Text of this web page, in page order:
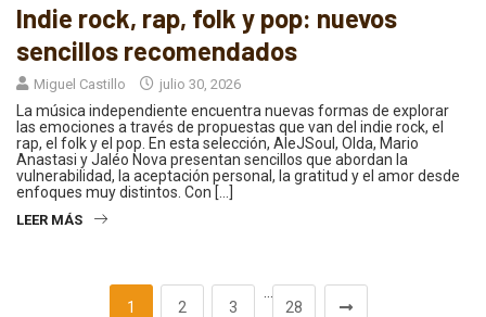
Indie rock, rap, folk y pop: nuevos
sencillos recomendados
Miguel Castillo julio 30, 2026
La música independiente encuentra nuevas formas de explorar
las emociones a través de propuestas que van del indie rock, el
rap, el folk y el pop. En esta selección, AleJSoul, Olda, Mario
Anastasi y Jaléo Nova presentan sencillos que abordan la
vulnerabilidad, la aceptación personal, la gratitud y el amor desde
enfoques muy distintos. Con […]
LEER MÁS
1 2 3
28